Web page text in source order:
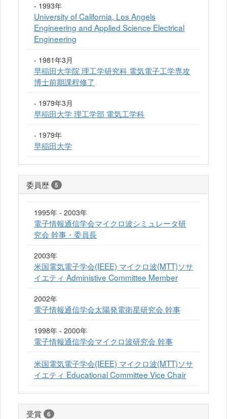
- 1993年
University of California, Los Angels
Engineering and Applied Science Electrical
Engineering
- 1981年3月
早稲田大学院 理工学研究科 電気電子工学専攻
博士前期課程修了
- 1979年3月
早稲田大学 理工学部 電気工学科
- 1979年
早稲田大学
委員歴 5
1995年 - 2003年
電子情報通信学会マイクロ波シミュレータ研
究会 幹事・委員長
2003年
米国電気電子学会(IEEE) マイクロ波(MTT)ソサ
イエティ Administive Committee Member
2002年
電子情報通信学会太陽発電衛星研究会 幹事
1998年 - 2000年
電子情報通信学会マイクロ波研究会 幹事
米国電気電子学会(IEEE) マイクロ波(MTT)ソサ
イエティ Educational Committee Vice Chair
受賞 6